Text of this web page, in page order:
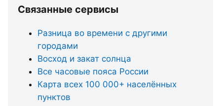
Связанные сервисы
Разница во времени с другими
городами
Восход и закат солнца
Все часовые пояса России
Карта всех 100 000+ населённых
пунктов